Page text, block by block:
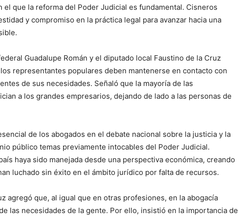
el que la reforma del Poder Judicial es fundamental. Cisneros
y compromiso en la práctica legal para avanzar hacia una
Guadalupe Román y el diputado local Faustino de la Cruz
representantes populares deben mantenerse en contacto con
de sus necesidades. Señaló que la mayoría de las
a los grandes empresarios, dejando de lado a las personas de
de los abogados en el debate nacional sobre la justicia y la
público temas previamente intocables del Poder Judicial.
haya sido manejada desde una perspectiva económica, creando
luchado sin éxito en el ámbito jurídico por falta de recursos.
agregó que, al igual que en otras profesiones, en la abogacía
las necesidades de la gente. Por ello, insistió en la importancia de